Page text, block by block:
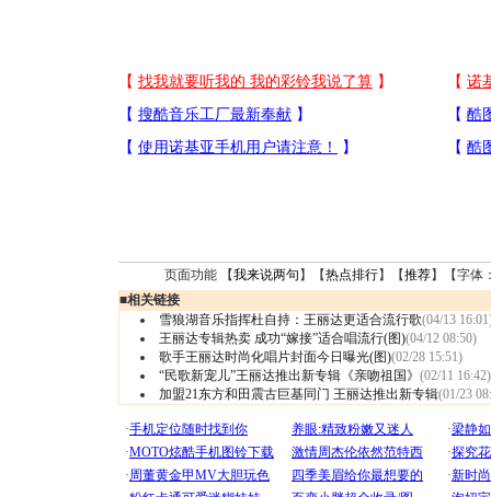
页面功能 【我来说两句 】【热点排行】【推荐】【字体
■相关链接
雪狼湖音乐指挥杜自持：王丽达更适合流行歌(04/13
王丽达专辑热卖 成功“嫁接”适合唱流行(图)(04/12 08:50)
歌手王丽达时尚化唱片封面今日曝光(图)(02/28 15:51)
“民歌新宠儿”王丽达推出新专辑《亲吻祖国》 (02/11 16:42)
加盟21东方和田震古巨基同门 王丽达推出新专辑(01/23